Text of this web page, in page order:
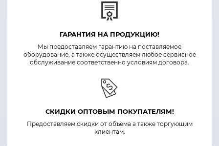
ГАРАНТИЯ НА ПРОДУКЦИЮ!
Мы предоставляем гарантию на поставляемое
оборудование, а также осуществляем любое сервисное
обслуживание соответственно условиям договора.
СКИДКИ ОПТОВЫМ ПОКУПАТЕЛЯМ!
Предоставляем скидки от объема а также торгующим
клиентам.